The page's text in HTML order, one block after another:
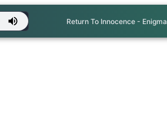
Return To Innocence - Enigma